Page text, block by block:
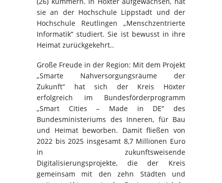
sie an der Hochschule Lippstadt und der
Hochschule Reutlingen „Menschzentrierte
Informatik“ studiert. Sie ist bewusst in ihre
Heimat zurückgekehrt..
Große Freude in der Region: Mit dem Projekt
„Smarte Nahversorgungsräume der
Zukunft“ hat sich der Kreis Höxter
erfolgreich im Bundesförderprogramm
„Smart Cities – Made in DE“ des
Bundesministeriums des Inneren, für Bau
und Heimat beworben. Damit fließen von
2022 bis 2025 insgesamt 8,7 Millionen Euro
in zukunftsweisende
Digitalisierungsprojekte, die der Kreis
gemeinsam mit den zehn Städten und